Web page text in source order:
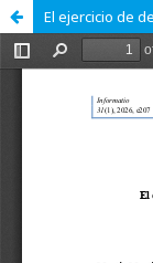
El ejercicio de